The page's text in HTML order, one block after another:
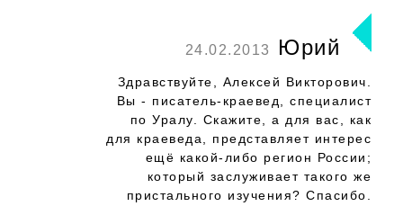
24.02.2013 Юрий
Здравствуйте, Алексей Викторович.
Вы - писатель-краевед, специалист
по Уралу. Скажите, а для вас, как
для краеведа, представляет интерес
ещё какой-либо регион России;
который заслуживает такого же
пристального изучения? Спасибо.